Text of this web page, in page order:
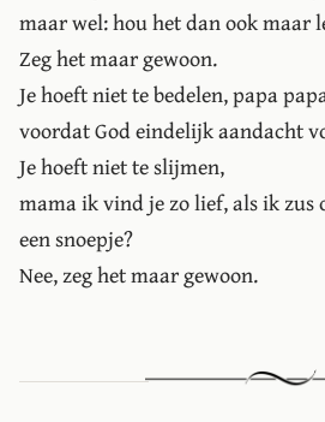
maar wel: hou het dan ook maar
Zeg het maar gewoon.
Je hoeft niet te bedelen, papa
voordat God eindelijk aandacht
Je hoeft niet te slijmen,
mama ik vind je zo lief, als ik zus
een snoepje?
Nee, zeg het maar gewoon.